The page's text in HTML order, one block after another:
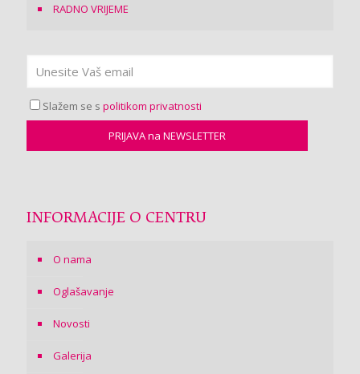
RADNO VRIJEME
Slažem se s politikom privatnosti
INFORMACIJE O CENTRU
O nama
Oglašavanje
Novosti
Galerija